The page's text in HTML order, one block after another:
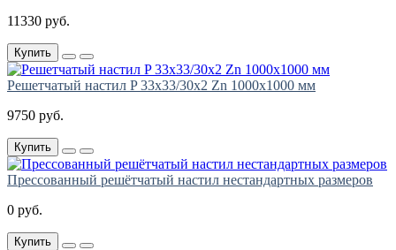
11330 руб.
Купить
Решетчатый настил P 33х33/30х2 Zn 1000х1000 мм
9750 руб.
Купить
Прессованный решётчатый настил нестандартных размеров
0 руб.
Купить